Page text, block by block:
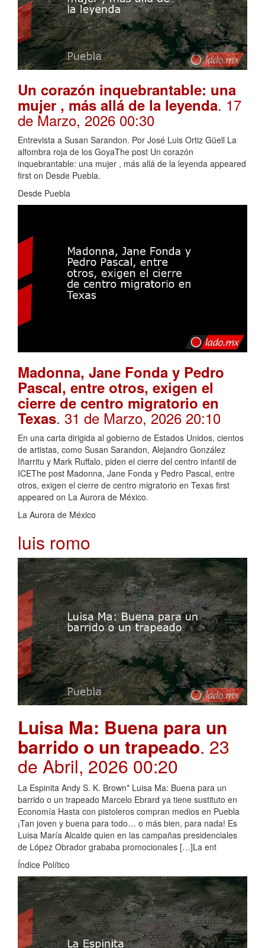
Un corazón inquebrantable: una
mujer , más allá de la leyenda. 17
de Marzo, 2026 00:30
Entrevista a Susan Sarandon. Por José Luis Ortiz Güell La
alfombra roja de los GoyaThe post Un corazón
inquebrantable: una mujer , más allá de la leyenda appeared
first on Desde Puebla.
Desde Puebla
Madonna, Jane Fonda y Pedro
Pascal, entre otros, exigen el
cierre de centro migratorio en
Texas. 31 de Marzo, 2026 20:10
En una carta dirigida al gobierno de Estados Unidos, cientos
de artistas, como Susan Sarandon, Alejandro González
Iñarritu y Mark Ruffalo, piden el cierre del centro infantil de
ICEThe post Madonna, Jane Fonda y Pedro Pascal, entre
otros, exigen el cierre de centro migratorio en Texas first
appeared on La Aurora de México.
La Aurora de México
luis romo
Luisa Ma: Buena para un
barrido o un trapeado. 23
de Abril, 2026 00:20
La Espinita Andy S. K. Brown* Luisa Ma: Buena para un
barrido o un trapeado Marcelo Ebrard ya tiene sustituto en
Economía Hasta con pistoleros compran medios en Puebla
¡Tan joven y buena para todo… o más bien, para nada! Es
Luisa María Alcalde quien en las campañas presidenciales
de López Obrador grababa promocionales […]La ent
Índice Político